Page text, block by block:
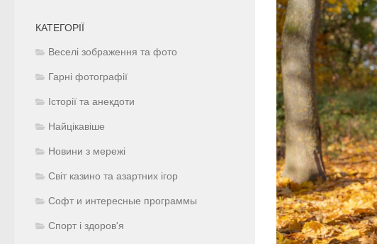
КАТЕГОРІЇ
Веселі зображення та фото
Гарні фотографії
Історії та анекдоти
Найцікавіше
Новини з мережі
Світ казино та азартних ігор
Софт и интересные программы
Спорт і здоров'я